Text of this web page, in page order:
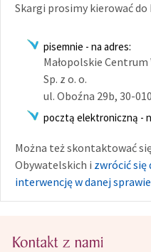
Skargi prosimy kierować do
pisemnie - na adres:
Małopolskie Centrum
Sp. z o. o.
ul. Oboźna 29b, 30-
pocztą elektroniczną -
Można też skontaktować
Obywatelskich i zwrócić się
interwencję w danej sprawie